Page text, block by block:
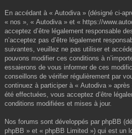
En accédant à « Autodiva » (désigné ci-
« nos », « Autodiva » et « https://
acceptez d’être légalement responsable
n’acceptez pas d’être légalement
suivantes, veuillez ne pas utiliser et
pouvons modifier ces conditions à
essaierons de vous informer de ces
conseillons de vérifier régulièrement par
continuez à participer à « Autodiva »
été effectuées, vous acceptez d’être
conditions modifiées et mises à jour.
Nos forums sont développés par phpBB
phpBB » et « phpBB Limited ») qui est un